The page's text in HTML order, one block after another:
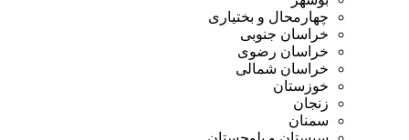
چهارمحال و بختیاری
خراسان جنوبی
خراسان رضوی
خراسان شمالی
خوزستان
زنجان
سمنان